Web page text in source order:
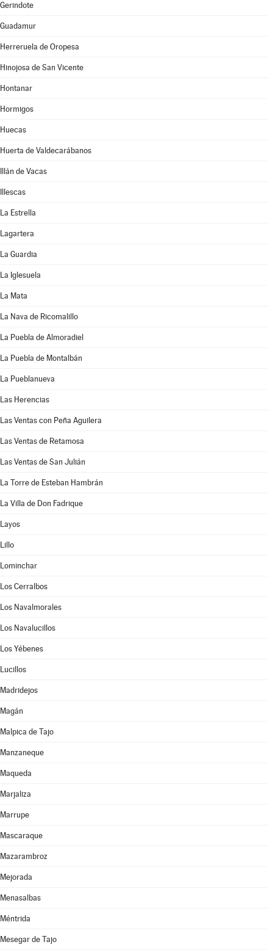
Gerindote
Guadamur
Herreruela de Oropesa
Hinojosa de San Vicente
Hontanar
Hormigos
Huecas
Huerta de Valdecarábanos
Illán de Vacas
Illescas
La Estrella
Lagartera
La Guardia
La Iglesuela
La Mata
La Nava de Ricomalillo
La Puebla de Almoradiel
La Puebla de Montalbán
La Pueblanueva
Las Herencias
Las Ventas con Peña Aguilera
Las Ventas de Retamosa
Las Ventas de San Julián
La Torre de Esteban Hambrán
La Villa de Don Fadrique
Layos
Lillo
Lominchar
Los Cerralbos
Los Navalmorales
Los Navalucillos
Los Yébenes
Lucillos
Madridejos
Magán
Malpica de Tajo
Manzaneque
Maqueda
Marjaliza
Marrupe
Mascaraque
Mazarambroz
Mejorada
Menasalbas
Méntrida
Mesegar de Tajo